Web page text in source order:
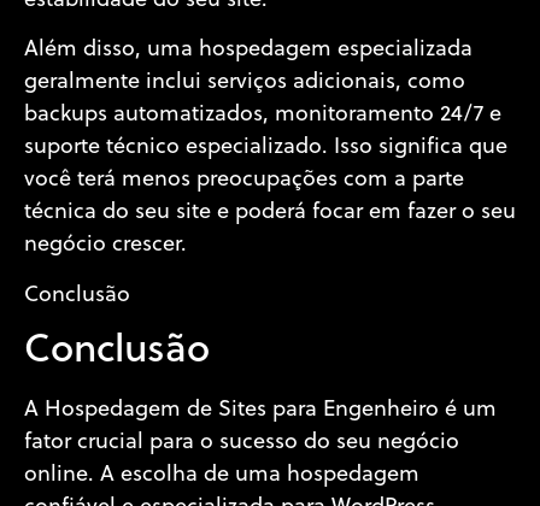
Além disso, uma hospedagem especializada
geralmente inclui serviços adicionais, como
backups automatizados, monitoramento 24/7 e
suporte técnico especializado. Isso significa que
você terá menos preocupações com a parte
técnica do seu site e poderá focar em fazer o seu
negócio crescer.
Conclusão
Conclusão
A Hospedagem de Sites para Engenheiro é um
fator crucial para o sucesso do seu negócio
online. A escolha de uma hospedagem